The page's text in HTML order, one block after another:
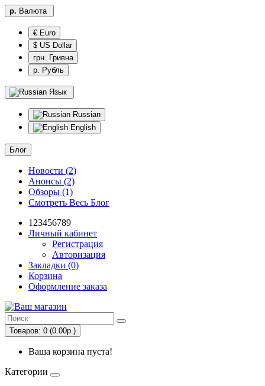
р. Валюта
€ Euro
$ US Dollar
грн. Гривна
р. Рубль
Язык
Russian
English
Блог
Новости (2)
Анонсы (2)
Обзоры (1)
Смотреть Весь Блог
123456789
Личный кабинет
Регистрация
Авторизация
Закладки (0)
Корзина
Оформление заказа
Товаров: 0 (0.00р.)
Ваша корзина пуста!
Категории